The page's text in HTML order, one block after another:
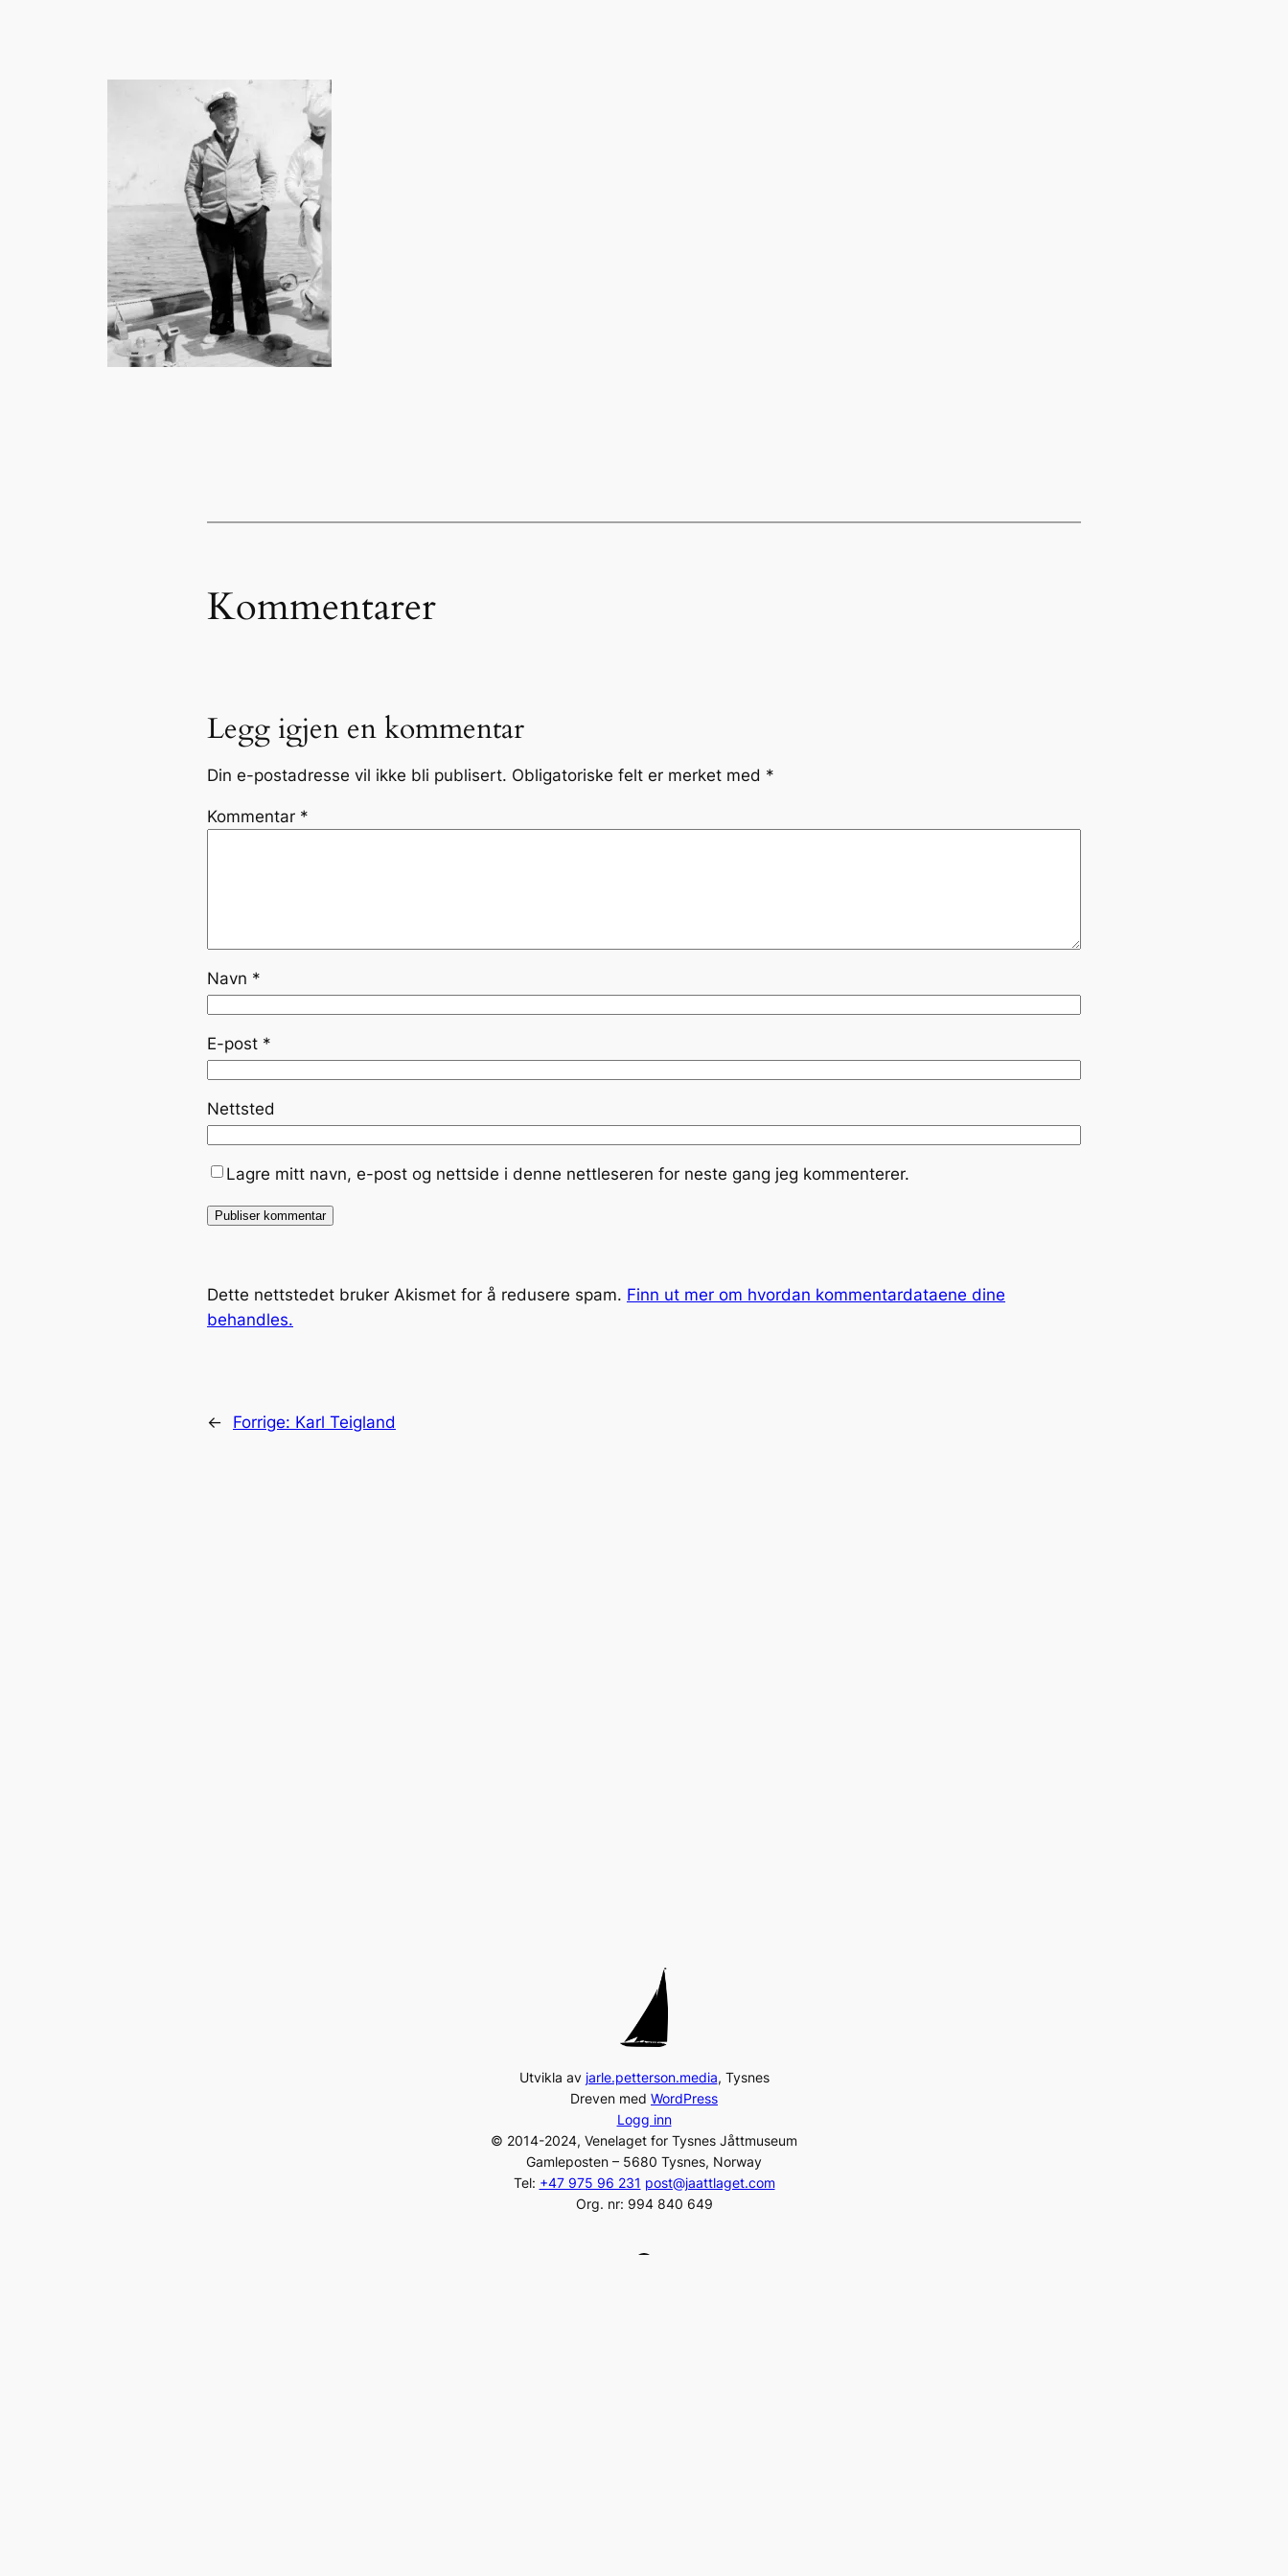
Kommentarer
Legg igjen en kommentar
Din e-postadresse vil ikke bli publisert. Obligatoriske felt er merket med *
Kommentar *
Navn *
E-post *
Nettsted
Lagre mitt navn, e-post og nettside i denne nettleseren for neste gang jeg kommenterer.
Dette nettstedet bruker Akismet for å redusere spam. Finn ut mer om hvordan kommentardataene dine
behandles.
← Forrige: Karl Teigland
Utvikla av jarle.petterson.media, Tysnes
Dreven med WordPress
Logg inn
© 2014-2024, Venelaget for Tysnes Jåttmuseum
Gamleposten – 5680 Tysnes, Norway
Tel: +47 975 96 231 post@jaattlaget.com
Org. nr: 994 840 649
Facebook